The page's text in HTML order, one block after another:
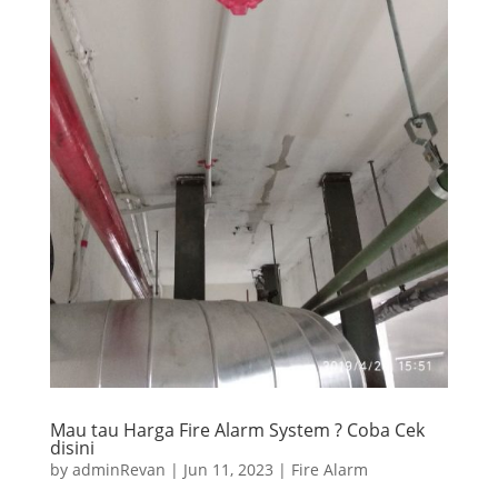
Mau tau Harga Fire Alarm System ? Coba Cek
disini
by adminRevan | Jun 11, 2023 | Fire Alarm